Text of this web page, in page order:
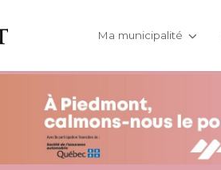
Ma municipalité